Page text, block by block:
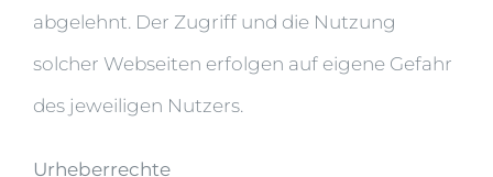
abgelehnt. Der Zugriff und die Nutzung
solcher Webseiten erfolgen auf eigene Gefahr
des jeweiligen Nutzers.
Urheberrechte